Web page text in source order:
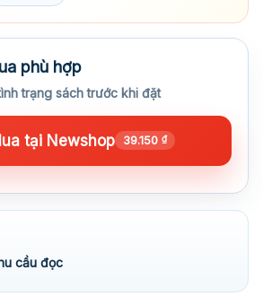
phù hợp
trạng sách trước khi đặt
tại Newshop 39.150 ₫
cầu đọc